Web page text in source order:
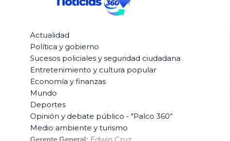
Actualidad
Política y gobierno
Sucesos policiales y seguridad ciudadana
Entretenimiento y cultura popular
Economía y finanzas
Mundo
Deportes
Opinión y debate público - "Palco 360”
Medio ambiente y turismo